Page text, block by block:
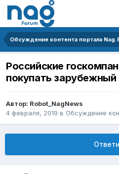
Обсуждение контента портала
Российские
покупать зарубежный
Автор: Robot_NagNews
4 февраля, 2019 в Обсуждение